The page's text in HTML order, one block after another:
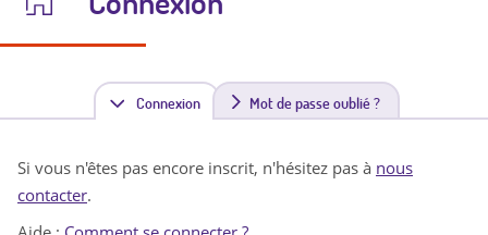
Connexion(
n
Mot de passe oublié ?
Si vous n'êtes pas encore inscrit, n'hésitez pas à nous
contacter.